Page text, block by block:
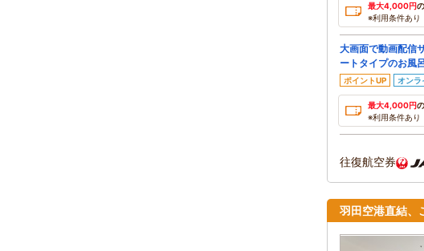
最大4,000円
※利用条件あり
大画面で動画配信
ートタイプのお風
ポイントUP オンラ
最大4,000円
※利用条件あり
往復航空券
羽田空港直結、